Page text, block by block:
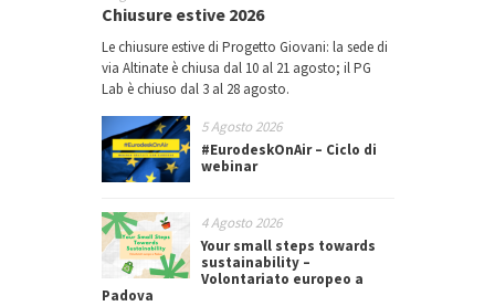
Chiusure estive 2026
Le chiusure estive di Progetto Giovani: la sede di
via Altinate è chiusa dal 10 al 21 agosto; il PG
Lab è chiuso dal 3 al 28 agosto.
5 Agosto 2026
#EurodeskOnAir – Ciclo di
webinar
4 Agosto 2026
Your small steps towards
sustainability –
Volontariato europeo a
Padova